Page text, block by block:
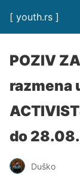
[ youth.rs ]
POZIV
razmena
do
Duško